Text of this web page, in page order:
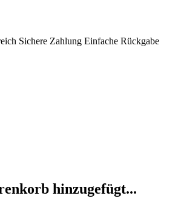
Sichere Zahlung Einfache Rückgabe
hinzugefügt...